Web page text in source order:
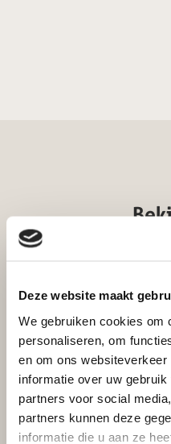
Deze website maakt
We gebruiken cookies om
personaliseren, om
en om ons
informatie over uw
partners voor social
partners kunnen deze
informatie die u aan ze
Bocht 90° Ø
Excl. btw
€11,82